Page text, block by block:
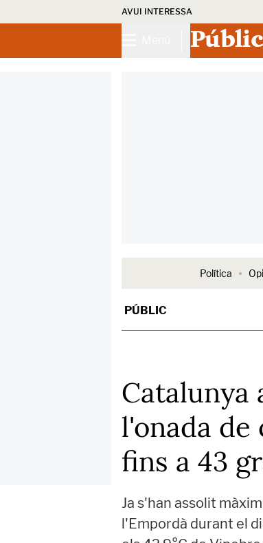
AVUI INTERESSA
Públic
Política
PÚBLIC
Catalunya
l'onada
fins a 43
Ja s'han assolit
l'Empordà durant el